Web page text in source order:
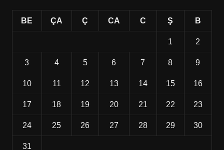
BE ÇA Ç CA C Ş B
1 2
3 4 5 6 7 8 9
10 11 12 13 14 15 16
17 18 19 20 21 22 23
24 25 26 27 28 29 30
31